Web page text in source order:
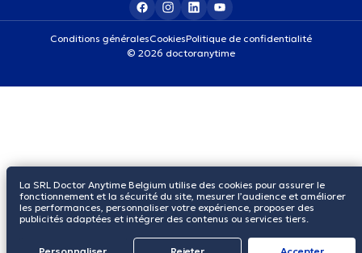
Conditions généralesCookiesPolitique de confidentialité
© 2026 doctoranytime
La SRL Doctor Anytime Belgium utilise des cookies pour assurer le
fonctionnement et la sécurité du site, mesurer l’audience et améliorer
les performances, personnaliser votre expérience, proposer des
publicités adaptées et intégrer des contenus ou services tiers.